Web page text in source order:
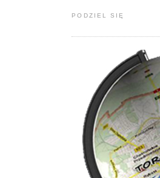
PODZIEL SIĘ